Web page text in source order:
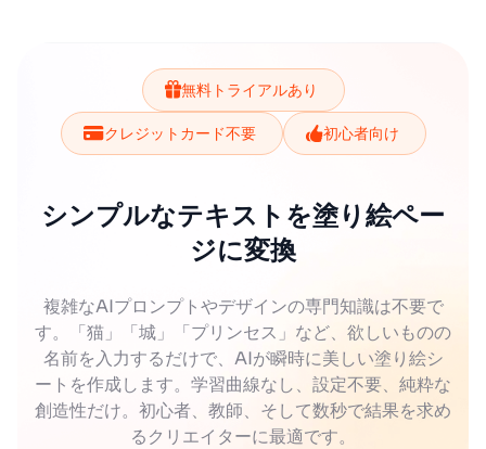
無料トライアルあり
クレジットカード不要 初心者向け
シンプルなテキストを塗り絵ペー
ジに変換
複雑なAIプロンプトやデザインの専門知識は不要で
す。「猫」「城」「プリンセス」など、欲しいものの
名前を入力するだけで、AIが瞬時に美しい塗り絵シ
ートを作成します。学習曲線なし、設定不要、純粋な
創造性だけ。初心者、教師、そして数秒で結果を求め
るクリエイターに最適です。